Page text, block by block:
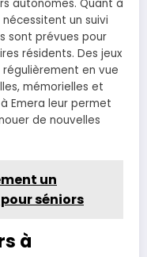
autonomes. Quant à
un suivi
sont prévues pour
résidents. Des jeux
en vue
mémorielles et
Emera leur permet
de nouvelles
un
séniors
à